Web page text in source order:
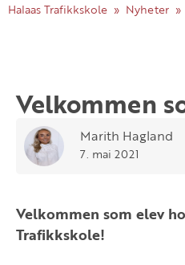
Halaas Trafikkskole Nyheter
Velkommen
Marith Hagland
7. mai 2021
Velkommen som elev
Trafikkskole!